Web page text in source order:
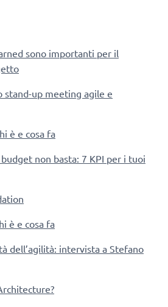
sono importanti per il
stand-up meeting agile e
è e cosa fa
non basta: 7 KPI per i tuoi
è e cosa fa
dell’agilità: intervista a Stefano